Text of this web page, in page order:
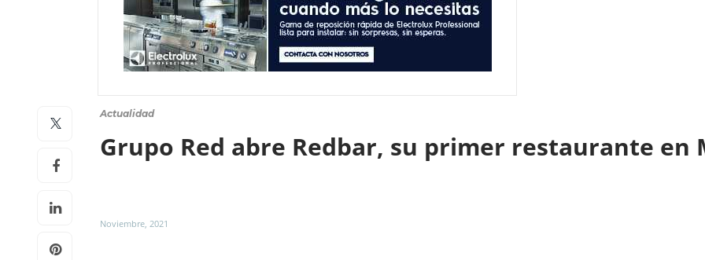
Actualidad
Grupo Red abre Redbar, su primer restaurante en
Noviembre, 2021